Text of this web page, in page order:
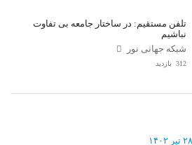
تلفن مستقیم: در ساختار جامعه بی تفاوت
نباشیم
شبکه جهانی نور
312 بازدید